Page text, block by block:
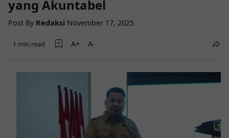
yang Akuntabel
Post By Redaksi November 17, 2025
1 min read